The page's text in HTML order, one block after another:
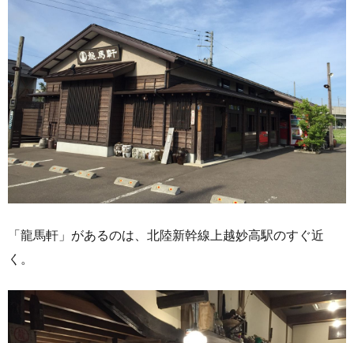
「龍馬軒」があるのは、北陸新幹線上越妙高駅のすぐ近
く。